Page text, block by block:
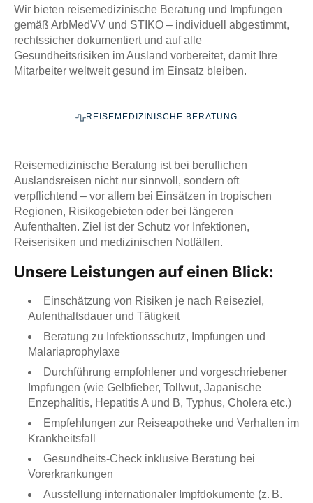
Wir bieten reisemedizinische Beratung und Impfungen
gemäß ArbMedVV und STIKO – individuell abgestimmt,
rechtssicher dokumentiert und auf alle
Gesundheitsrisiken im Ausland vorbereitet, damit Ihre
Mitarbeiter weltweit gesund im Einsatz bleiben.
REISEMEDIZINISCHE BERATUNG
Reisemedizinische Beratung ist bei beruflichen
Auslandsreisen nicht nur sinnvoll, sondern oft
verpflichtend – vor allem bei Einsätzen in tropischen
Regionen, Risikogebieten oder bei längeren
Aufenthalten. Ziel ist der Schutz vor Infektionen,
Reiserisiken und medizinischen Notfällen.
Unsere Leistungen auf einen Blick:
Einschätzung von Risiken je nach Reiseziel,
Aufenthaltsdauer und Tätigkeit
Beratung zu Infektionsschutz, Impfungen und
Malariaprophylaxe
Durchführung empfohlener und vorgeschriebener
Impfungen (wie Gelbfieber, Tollwut, Japanische
Enzephalitis, Hepatitis A und B, Typhus, Cholera etc.)
Empfehlungen zur Reiseapotheke und Verhalten im
Krankheitsfall
Gesundheits-Check inklusive Beratung bei
Vorerkrankungen
Ausstellung internationaler Impfdokumente (z. B.